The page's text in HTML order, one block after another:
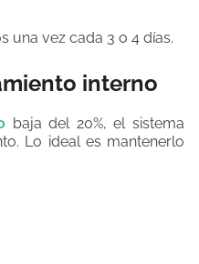
una vez cada 3 o 4 días.
interno
baja del 20%, el sistema
Lo ideal es mantenerlo